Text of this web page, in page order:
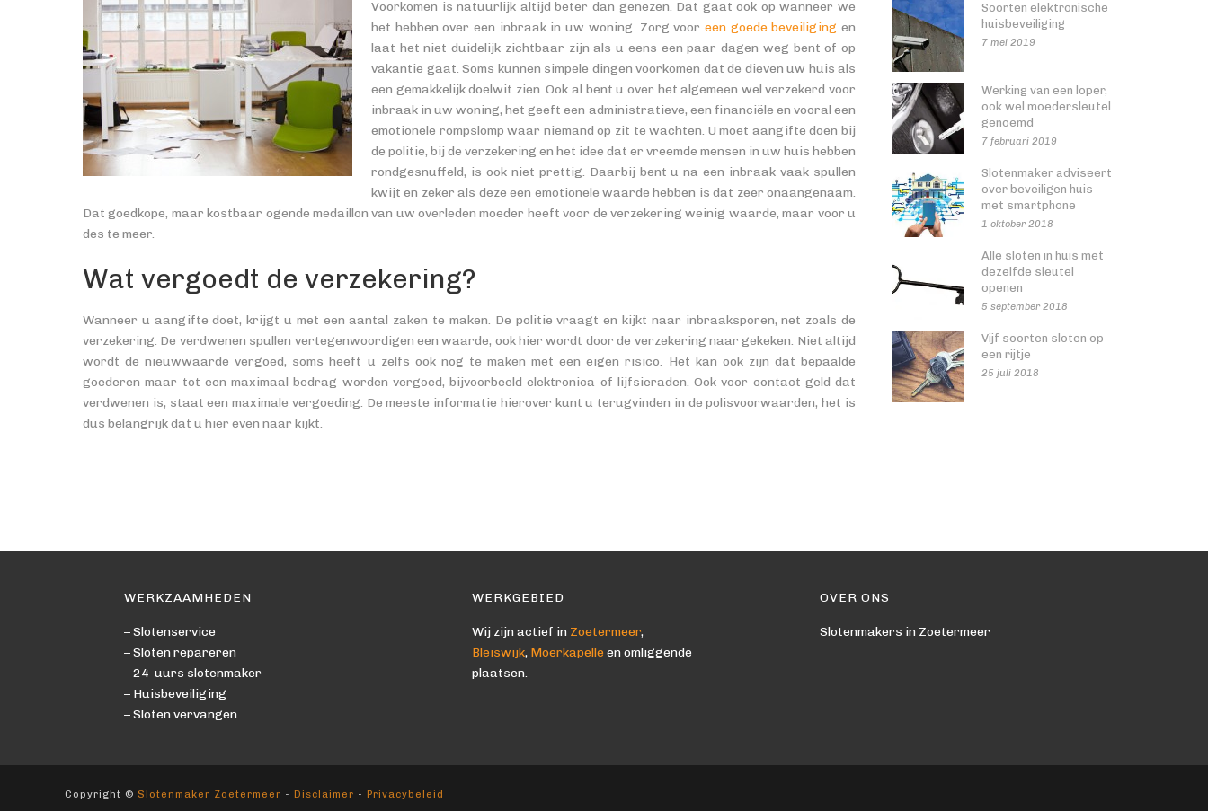
Voorkomen is natuurlijk altijd beter dan genezen. Dat gaat ook op wanneer we
het hebben over een inbraak in uw woning. Zorg voor een goede beveiliging en
laat het niet duidelijk zichtbaar zijn als u eens een paar dagen weg bent of op
vakantie gaat. Soms kunnen simpele dingen voorkomen dat de dieven uw huis als
een gemakkelijk doelwit zien. Ook al bent u over het algemeen wel verzekerd voor
inbraak in uw woning, het geeft een administratieve, een financiële en vooral een
emotionele rompslomp waar niemand op zit te wachten. U moet aangifte doen bij
de politie, bij de verzekering en het idee dat er vreemde mensen in uw huis hebben
rondgesnuffeld, is ook niet prettig. Daarbij bent u na een inbraak vaak spullen
kwijt en zeker als deze een emotionele waarde hebben is dat zeer onaangenaam.
Dat goedkope, maar kostbaar ogende medaillon van uw overleden moeder heeft voor de verzekering weinig waarde, maar voor u
des te meer.
Wat vergoedt de verzekering?
Wanneer u aangifte doet, krijgt u met een aantal zaken te maken. De politie vraagt en kijkt naar inbraaksporen, net zoals de
verzekering. De verdwenen spullen vertegenwoordigen een waarde, ook hier wordt door de verzekering naar gekeken. Niet altijd
wordt de nieuwwaarde vergoed, soms heeft u zelfs ook nog te maken met een eigen risico. Het kan ook zijn dat bepaalde
goederen maar tot een maximaal bedrag worden vergoed, bijvoorbeeld elektronica of lijfsieraden. Ook voor contact geld dat
verdwenen is, staat een maximale vergoeding. De meeste informatie hierover kunt u terugvinden in de polisvoorwaarden, het is
dus belangrijk dat u hier even naar kijkt.
Soorten elektronische
huisbeveiliging
7 mei 2019
Werking van een loper,
ook wel moedersleutel
genoemd
7 februari 2019
Slotenmaker adviseert
over beveiligen huis
met smartphone
1 oktober 2018
Alle sloten in huis met
dezelfde sleutel
openen
5 september 2018
Vijf soorten sloten op
een rijtje
25 juli 2018
WERKZAAMHEDEN
– Slotenservice
– Sloten repareren
– 24-uurs slotenmaker
– Huisbeveiliging
– Sloten vervangen
WERKGEBIED
Wij zijn actief in Zoetermeer,
Bleiswijk, Moerkapelle en omliggende
plaatsen.
OVER ONS
Slotenmakers in Zoetermeer
Copyright © Slotenmaker Zoetermeer - Disclaimer - Privacybeleid